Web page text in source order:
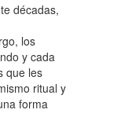
décadas,
los
y cada
que les
ritual y
forma